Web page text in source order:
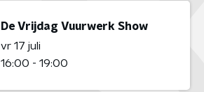
De Vrijdag Vuurwerk Show
vr 17 juli
16:00 - 19:00